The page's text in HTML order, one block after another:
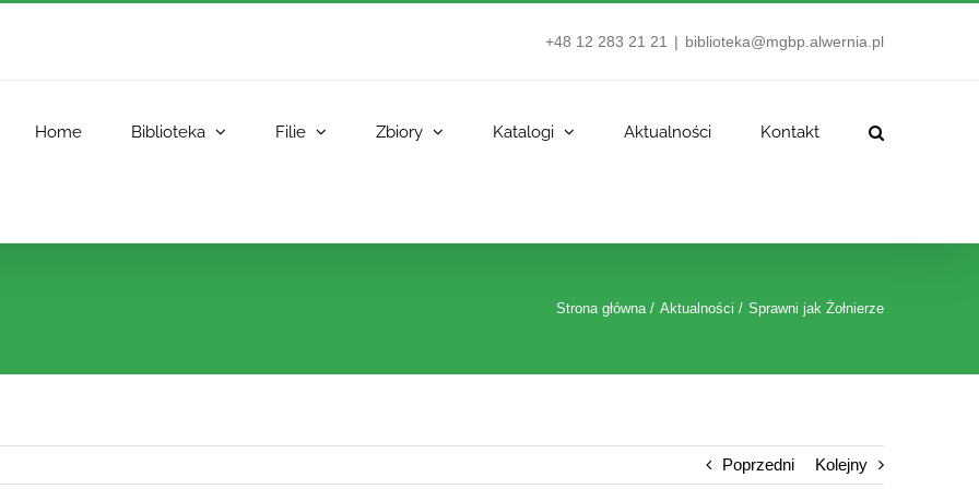
+48 12 283 21 21 | biblioteka@mgbp.alwernia.pl
Home Biblioteka Filie Zbiory Katalogi Aktualności Kontakt
Strona główna Aktualności Sprawni jak Żołnierze
Poprzedni Kolejny